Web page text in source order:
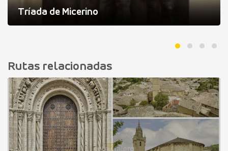
Tríada de Micerino
Rutas relacionadas